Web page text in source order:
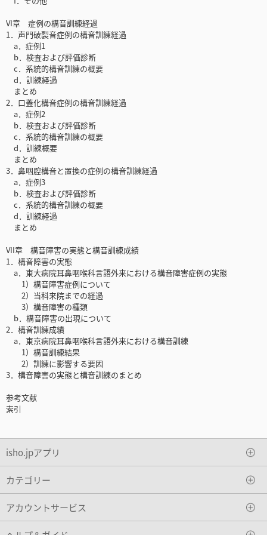
VI章 症例の構音訓練経過
1．声門破裂音症例の構音訓練経過
a．症例1
b．検査および評価診断
c．系統的構音訓練の概要
d．訓練経過
まとめ
2．口蓋化構音症例の構音訓練経過
a．症例2
b．検査および評価診断
c．系統的構音訓練の概要
d．訓練概要
まとめ
3．鼻咽腔構音と置換の症例の構音訓練経過
a．症例3
b．検査および評価診断
c．系統的構音訓練の概要
d．訓練経過
まとめ
VII章 構音障害の実態と構音訓練成績
1．構音障害の実態
a．東大病院耳鼻咽喉科言語外来における構音障害症例の実態
1）構音障害症例について
2）当科来院までの経過
3）構音障害の種類
b．構音障害の出現について
2．構音訓練成績
a．東京病院耳鼻咽喉科言語外来における構音訓練
1）構音訓練結果
2）訓練に影響する要因
3．構音障害の実態と構音訓練のまとめ
参考文献
索引
isho.jpアプリ
カテゴリー
アカウントサービス